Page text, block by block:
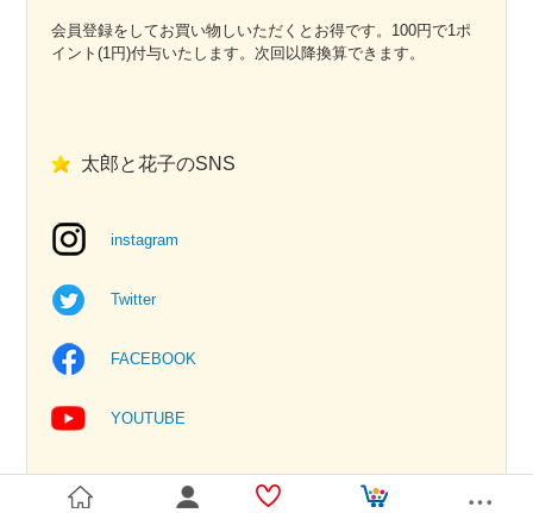
会員登録をしてお買い物しいただくとお得です。100円で1ポ
イント(1円)付与いたします。次回以降換算できます。
太郎と花子のSNS
instagram
Twitter
FACEBOOK
YOUTUBE